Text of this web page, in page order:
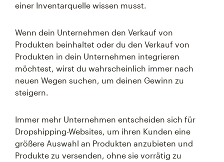
einer Inventarquelle wissen musst.
Wenn dein Unternehmen den Verkauf von
Produkten beinhaltet oder du den Verkauf von
Produkten in dein Unternehmen integrieren
möchtest, wirst du wahrscheinlich immer nach
neuen Wegen suchen, um deinen Gewinn zu
steigern.
Immer mehr Unternehmen entscheiden sich für
Dropshipping-Websites, um ihren Kunden eine
größere Auswahl an Produkten anzubieten und
Produkte zu versenden, ohne sie vorrätig zu